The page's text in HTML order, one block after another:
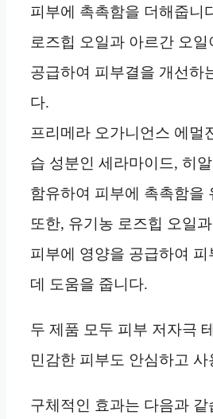
피부에 촉촉함을 더해줍니
로즈힙 오일과 아르간 오
공급하여 피부결을 개선하
다.
프리메라 오가니언스 에멀
습 성분인 세라마이드, 히
함유하여 피부에 촉촉함을
또한, 유기농 로즈힙 오일
피부에 영양을 공급하여
데 도움을 줍니다.
두 제품 모두 피부 저자극
민감한 피부도 안심하고
구체적인 효과는 다음과 같